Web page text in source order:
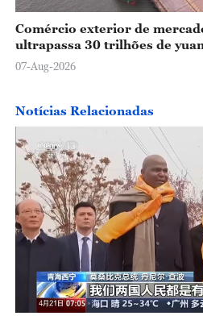
Comércio exterior de
ultrapassa 30 trilhões de
07-Aug-2026
Notícias Relacionadas